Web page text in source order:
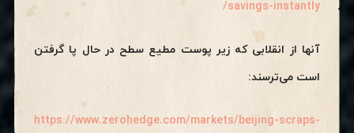
savings-instantly/
آنها از انقلابی که زیر پوست مطیع سطح در حال پا گرفتن
است می‌ترسند:
https://www.zerohedge.com/markets/beijing-scraps-